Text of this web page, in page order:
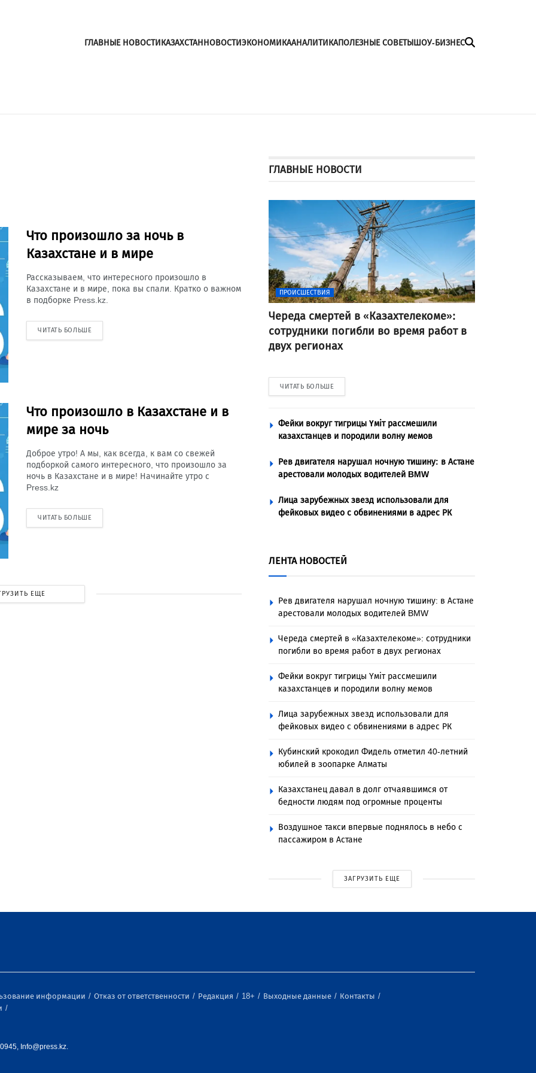
ГЛАВНЫЕ НОВОСТИКАЗАХСТАННОВОСТИЭКОНОМИКААНАЛИТИКАПОЛЕЗНЫЕ СОВЕТЫШОУ-БИЗНЕС
Что произошло за ночь в
Казахстане и в мире
Рассказываем, что интересного произошло в
Казахстане и в мире, пока вы спали. Кратко о важном
в подборке Press.kz.
ЧИТАТЬ БОЛЬШЕ
Что произошло в Казахстане и в
мире за ночь
Доброе утро! А мы, как всегда, к вам со свежей
подборкой самого интересного, что произошло за
ночь в Казахстане и в мире! Начинайте утро с
Press.kz
ЧИТАТЬ БОЛЬШЕ
ЕЩЕ
ГЛАВНЫЕ НОВОСТИ
ПРОИСШЕСТВИЯ
Череда смертей в «Казахтелекоме»:
сотрудники погибли во время работ в
двух регионах
ЧИТАТЬ БОЛЬШЕ
Фейки вокруг тигрицы Үміт рассмешили
казахстанцев и породили волну мемов
Рев двигателя нарушал ночную тишину: в Астане
арестовали молодых водителей BMW
Лица зарубежных звезд использовали для
фейковых видео с обвинениями в адрес РК
ЛЕНТА НОВОСТЕЙ
Рев двигателя нарушал ночную тишину: в Астане
арестовали молодых водителей BMW
Череда смертей в «Казахтелекоме»: сотрудники
погибли во время работ в двух регионах
Фейки вокруг тигрицы Үміт рассмешили
казахстанцев и породили волну мемов
Лица зарубежных звезд использовали для
фейковых видео с обвинениями в адрес РК
Кубинский крокодил Фидель отметил 40-летний
юбилей в зоопарке Алматы
Казахстанец давал в долг отчаявшимся от
бедности людям под огромные проценты
Воздушное такси впервые поднялось в небо с
пассажиром в Астане
ЗАГРУЗИТЬ ЕЩЕ
информации Отказ от ответственности Редакция 18+ Выходные данные
Контакты
Info@press.kz.